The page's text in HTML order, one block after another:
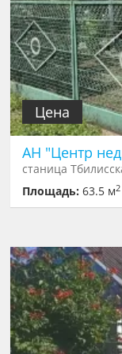
Цена
АН "Центр
станица
Площадь:63.5 м2